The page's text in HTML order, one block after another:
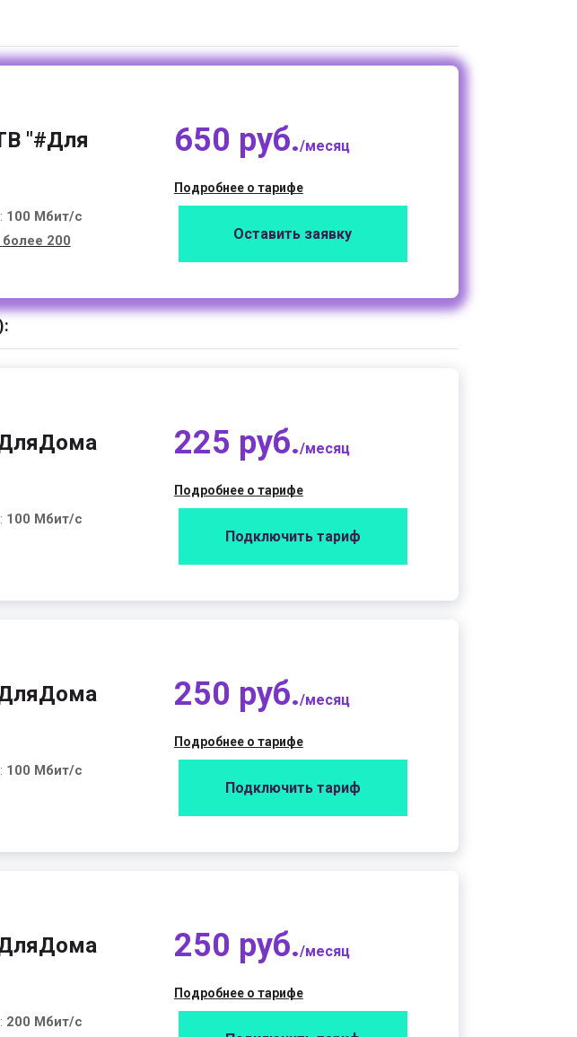
"#Для
100 Мбит/с
более 200
650 руб./месяц
Подробнее о тарифе
Оставить заявку
100 Мбит/с
225 руб./месяц
Подробнее о тарифе
Подключить тариф
100 Мбит/с
250 руб./месяц
Подробнее о тарифе
Подключить тариф
200 Мбит/с
250 руб./месяц
Подробнее о тарифе